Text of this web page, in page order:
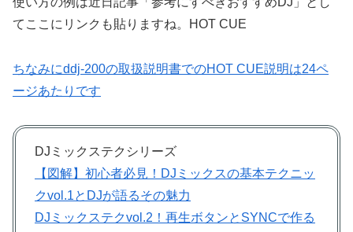
てここにリンクも貼りますね。HOT CUE
ちなみにddj-200の取扱説明書でのHOT CUE説明は24ペ
ージあたりです
DJミックステクシリーズ
【図解】初心者必見！DJミックスの基本テクニッ
クvol.1とDJが語るその魅力
DJミックステクvol.2！再生ボタンとSYNCで作る